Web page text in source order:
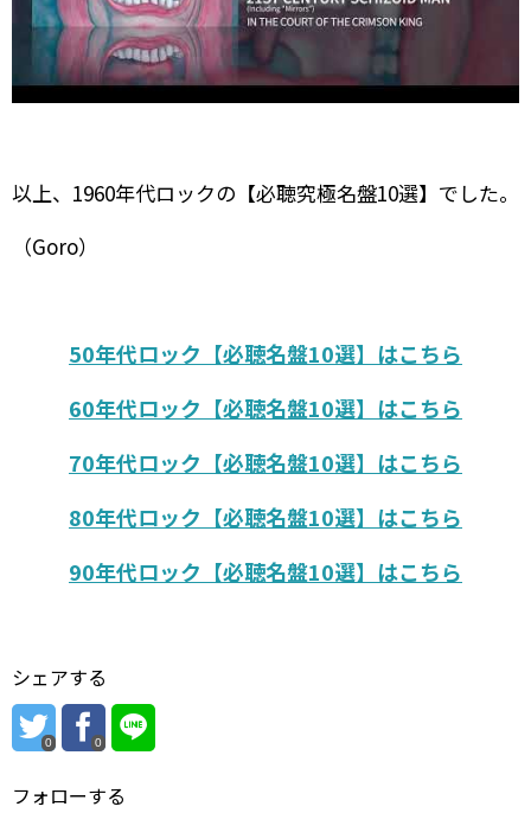
以上、1960年代ロックの【必聴究極名盤10選】でした。
（Goro）
50年代ロック【必聴名盤10選】はこちら
60年代ロック【必聴名盤10選】はこちら
70年代ロック【必聴名盤10選】はこちら
80年代ロック【必聴名盤10選】はこちら
90年代ロック【必聴名盤10選】はこちら
シェアする
0 0
フォローする